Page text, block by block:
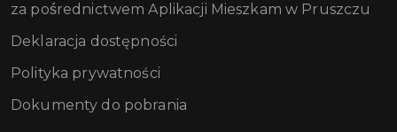
za pośrednictwem Aplikacji Mieszkam w Pruszczu
Deklaracja dostępności
Polityka prywatności
Dokumenty do pobrania